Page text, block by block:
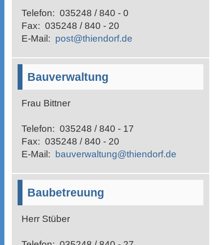
Telefon: 035248 / 840 - 0
Fax: 035248 / 840 - 20
E-Mail: post@thiendorf.de
Bauverwaltung
Frau Bittner
Telefon: 035248 / 840 - 17
Fax: 035248 / 840 - 20
E-Mail:
bauverwaltung@thiendorf.de
Baubetreuung
Herr Stüber